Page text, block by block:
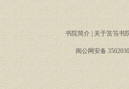
书院简介 关于筼筜书
闽公网安备